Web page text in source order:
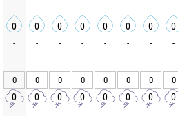
0 0 0 0 0 0 0 0
- - - - - - - -
0 0 0 0 0 0 0 0
0 0 0 0 0 0 0 0